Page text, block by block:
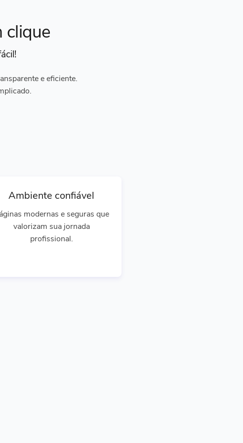
clique
e eficiente.
Ambiente confiável
modernas e seguras que
valorizam sua jornada
profissional.